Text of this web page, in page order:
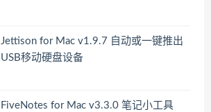
Jettison for Mac v1.9.7 自动或一键推出
USB移动硬盘设备
FiveNotes for Mac v3.3.0 笔记小工具